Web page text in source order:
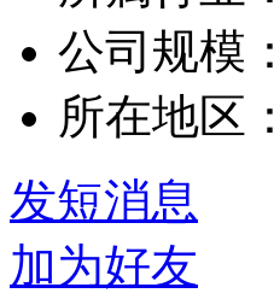
公司规模：
所在地区：
发短消息
加为好友